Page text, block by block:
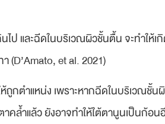
ไป และฉีดในบริเวณผิวชั้นตื้น จะทำให้
(D’Amato, et al. 2021)
ตำแหน่ง เพราะหากฉีดในบริเวณชั้น
าคล้ำแล้ว ยังอาจทำให้ใต้ตานูนเป็นก้อ